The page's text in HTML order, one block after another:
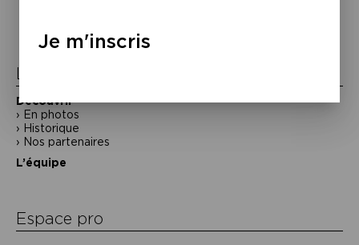
l’article
La Maison de la Poésie
Découvrir
En photos
Historique
Nos partenaires
L’équipe
Espace pro
Je m'inscris